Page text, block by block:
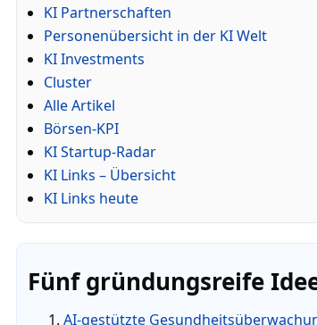
KI Partnerschaften
Personenübersicht in der KI Welt
KI Investments
Cluster
Alle Artikel
Börsen-KPI
KI Startup-Radar
KI Links – Übersicht
KI Links heute
Fünf gründungsreife
AI-gestützte